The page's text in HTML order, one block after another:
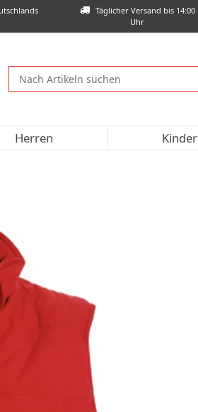
Täglicher Versand bis 14:00
Uhr
Herren Kinder